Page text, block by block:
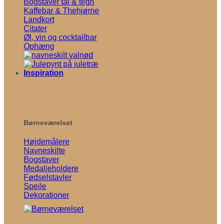
Bogstaver tal & tegn
Kaffebar & Thehjørne
Landkort
Citater
Øl, vin og cocktailbar
Ophæng
Inspiration
Børneværelset
Højdemålere
Navneskilte
Bogstaver
Medaljeholdere
Fødselstavler
Spejle
Dekorationer